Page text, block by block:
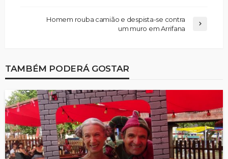
Homem rouba camião e despista-se contra
um muro em Arrifana
TAMBÉM PODERÁ GOSTAR